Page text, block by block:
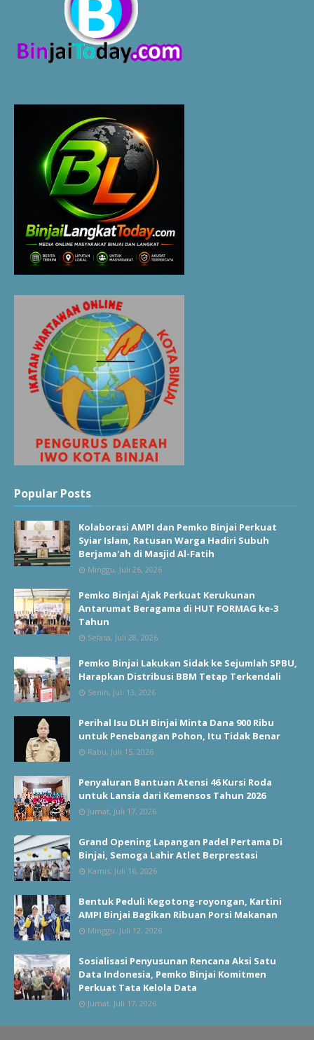
Popular Posts
Kolaborasi AMPI dan Pemko Binjai Perkuat
Syiar Islam, Ratusan Warga Hadiri Subuh
Berjama'ah di Masjid Al-Fatih
Minggu, Juli 26, 2026
Pemko Binjai Ajak Perkuat Kerukunan
Antarumat Beragama di HUT FORMAG ke-3
Tahun
Selasa, Juli 28, 2026
Pemko Binjai Lakukan Sidak ke Sejumlah SPBU,
Harapkan Distribusi BBM Tetap Terkendali
Senin, Juli 13, 2026
Perihal Isu DLH Binjai Minta Dana 900 Ribu
untuk Penebangan Pohon, Itu Tidak Benar
Rabu, Juli 15, 2026
Penyaluran Bantuan Atensi 46 Kursi Roda
untuk Lansia dari Kemensos Tahun 2026
Jumat, Juli 17, 2026
Grand Opening Lapangan Padel Pertama Di
Binjai, Semoga Lahir Atlet Berprestasi
Kamis, Juli 16, 2026
Bentuk Peduli Kegotong-royongan, Kartini
AMPI Binjai Bagikan Ribuan Porsi Makanan
Minggu, Juli 12, 2026
Sosialisasi Penyusunan Rencana Aksi Satu
Data Indonesia, Pemko Binjai Komitmen
Perkuat Tata Kelola Data
Jumat, Juli 17, 2026